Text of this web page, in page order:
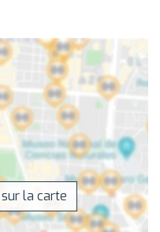
la carte